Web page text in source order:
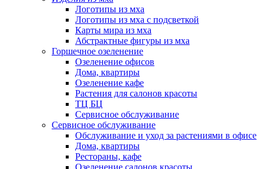
Логотипы из мха
Логотипы из мха с подсветкой
Карты мира из мха
Абстрактные фигуры из мха
Горшечное озеленение
Озеленение офисов
Дома, квартиры
Озеленение кафе
Растения для салонов красоты
ТЦ БЦ
Сервисное обслуживание
Сервисное обслуживание
Обслуживание и уход за растениями в офисе
Дома, квартиры
Рестораны, кафе
Озеленение салонов красоты